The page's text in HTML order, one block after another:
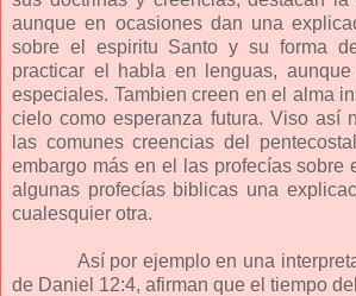
aunque en ocasiones dan una
sobre el espiritu Santo y su forma
practicar el habla en lenguas,
especiales. Tambien creen en el alma
cielo como esperanza futura. Viso así
las comunes creencias del
embargo más en el las profecías sobre
algunas profecías biblicas una
cualesquier otra.
Así por ejemplo en una
de Daniel 12:4, afirman que el tiempo